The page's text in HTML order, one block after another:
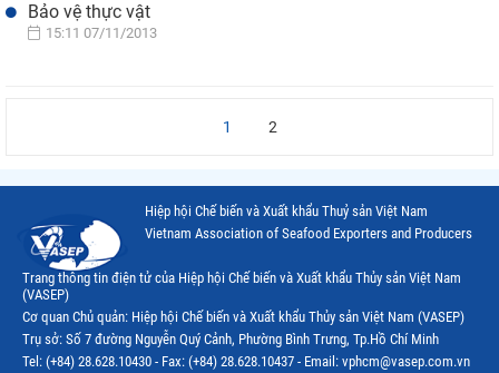
Bảo vệ thực vật
15:11 07/11/2013
1 2
Hiệp hội Chế biến và Xuất khẩu Thuỷ sản Việt Nam
Vietnam Association of Seafood Exporters and Producers
Trang thông tin điện tử của Hiệp hội Chế biến và Xuất khẩu Thủy sản Việt Nam
(VASEP)
Cơ quan Chủ quản: Hiệp hội Chế biến và Xuất khẩu Thủy sản Việt Nam (VASEP)
Trụ sở: Số 7 đường Nguyễn Quý Cảnh, Phường Bình Trưng, Tp.Hồ Chí Minh
Tel: (+84) 28.628.10430 - Fax: (+84) 28.628.10437 - Email: vphcm@vasep.com.vn